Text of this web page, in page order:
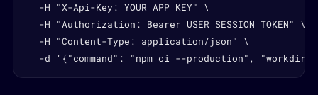
  -H "X-Api-Key: YOUR_APP_KEY" \
  -H "Authorization: Bearer USER_SESSION_TOKEN" \
  -H "Content-Type: application/json" \
-d '{"command": "npm ci --production",